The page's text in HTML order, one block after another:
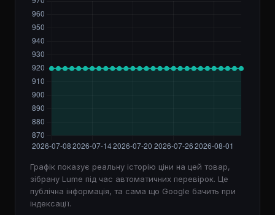
Графік показує реальну історію ціни на цей товар,
зібрану Lume під час автоматичних перевірок. Це
публічна інформація, та сама що Google бачить при
індексації.